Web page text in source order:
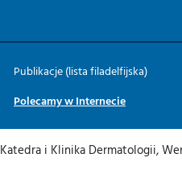
Publikacje (lista filadelfijska)
Polecamy w Internecie
Katedra i Klinika Dermatologii,